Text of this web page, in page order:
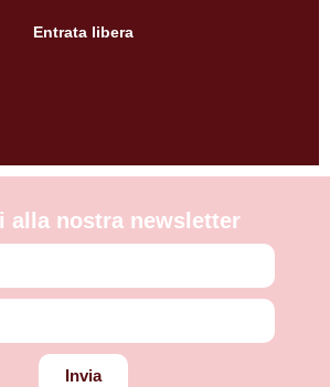
Entrata libera
alla nostra newsletter
Invia